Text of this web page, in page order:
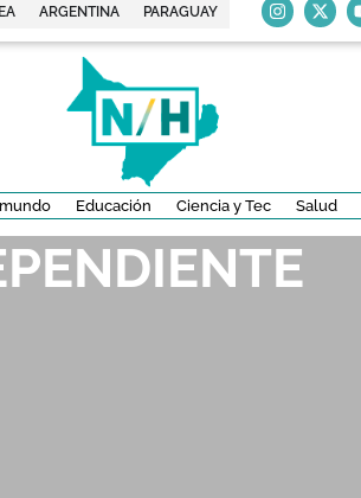
ARGENTINA PARAGUAY
Educación Ciencia y Tec Salud